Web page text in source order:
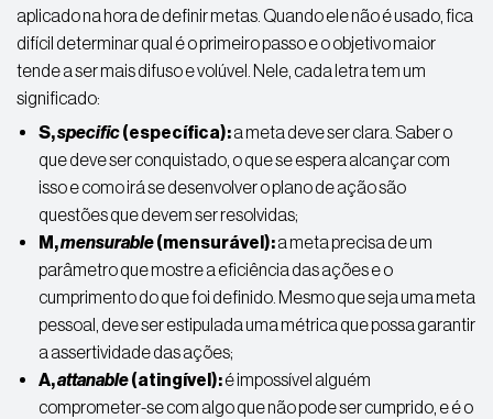
aplicado na hora de definir metas. Quando ele não é usado, fica
difícil determinar qual é o primeiro passo e o objetivo maior
tende a ser mais difuso e volúvel. Nele, cada letra tem um
significado:
S,specific(específica):a meta deve ser clara. Saber o
que deve ser conquistado, o que se espera alcançar com
isso e como irá se desenvolver o plano de ação são
questões que devem ser resolvidas;
M,mensurable(mensurável):a meta precisa de um
parâmetro que mostre a eficiência das ações e o
cumprimento do que foi definido. Mesmo que seja uma meta
pessoal, deve ser estipulada uma métrica que possa garantir
a assertividade das ações;
A,attanable(atingível):é impossível alguém
comprometer-se com algo que não pode ser cumprido, e é o